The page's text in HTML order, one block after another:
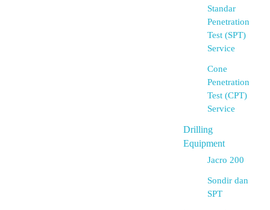
Standar
Penetration
Test (SPT)
Service
Cone
Penetration
Test (CPT)
Service
Drilling
Equipment
Jacro 200
Sondir dan
SPT